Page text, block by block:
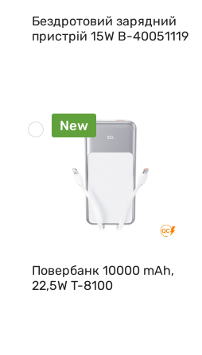
Бездротовий зарядний
пристрій 15W B-40051119
New
Повербанк 10000 mAh,
22,5W T-8100